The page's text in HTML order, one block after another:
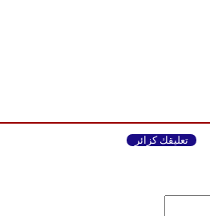
تعليقك كزائر